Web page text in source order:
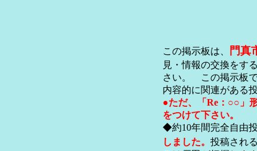
この掲示板は、 門真
見・情報の交換をす
さい。 この掲示板で
内容的に関連がある
●ただ、「Re：○○」
をつけて下さい。
◆約10年間完全自由
しました。 投稿され